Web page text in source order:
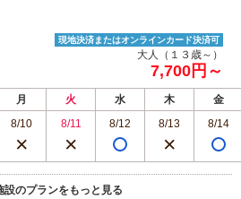
現地決済またはオンラインカード決済可
大人（１３歳～）
7,700円～
月 火 水 木
金
8/10 8/11 8/12 8/13 8/14
設のプランをもっと見る